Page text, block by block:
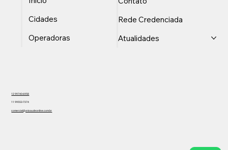
Cidades
Operadoras
Rede Credenciada
Atualidades
12 99740-6958
11 99553-7374
comercial@unisaudeonline.com.br